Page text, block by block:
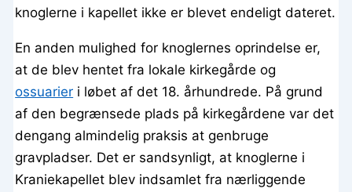
knoglerne i kapellet ikke er blevet endeligt dateret.
En anden mulighed for knoglernes oprindelse er,
at de blev hentet fra lokale kirkegårde og
ossuarier i løbet af det 18. århundrede. På grund
af den begrænsede plads på kirkegårdene var det
dengang almindelig praksis at genbruge
gravpladser. Det er sandsynligt, at knoglerne i
Kraniekapellet blev indsamlet fra nærliggende